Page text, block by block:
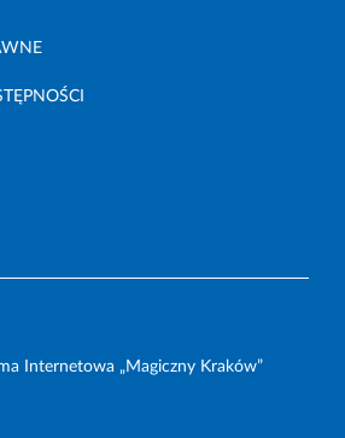
Internetowa „Magiczny Kraków”